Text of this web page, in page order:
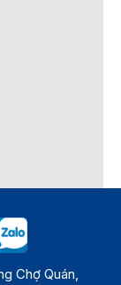
Chợ Quán,